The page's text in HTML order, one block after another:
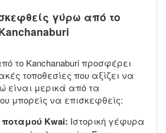
γύρω από το
το Kanchanaburi προσφέρει
τοποθεσίες που αξίζει να
είναι μερικά από τα
μπορείς να επισκεφθείς:
Kwai: Ιστορική γέφυρα